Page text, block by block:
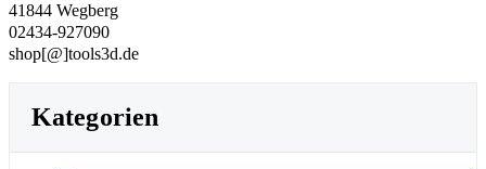
41844 Wegberg
02434-927090
shop[@]tools3d.de
Kategorien